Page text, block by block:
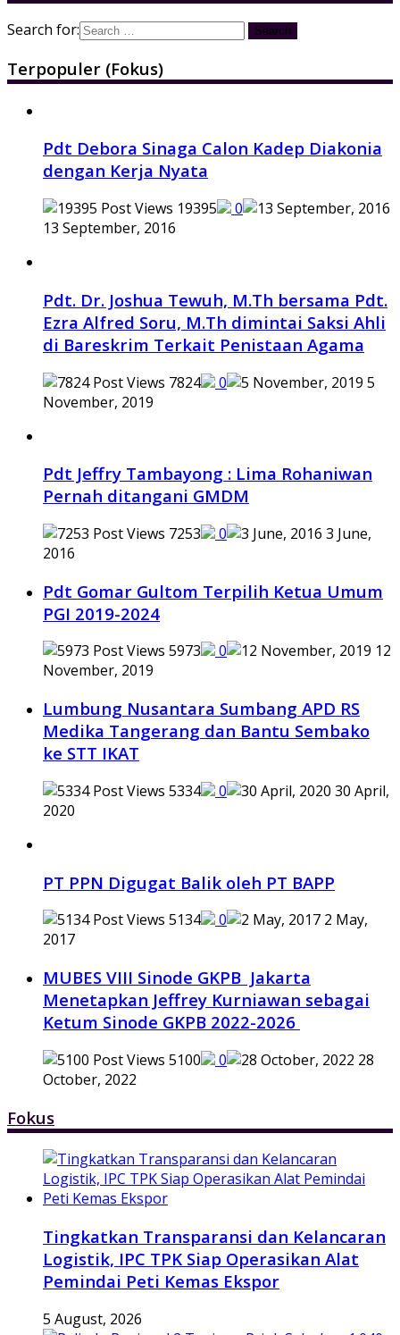
Search for:
Terpopuler (Fokus)
Pdt Debora Sinaga Calon Kadep Diakonia
dengan Kerja Nyata
19395
0
13 September, 2016
Pdt. Dr. Joshua Tewuh, M.Th bersama Pdt.
Ezra Alfred Soru, M.Th dimintai Saksi Ahli
di Bareskrim Terkait Penistaan Agama
7824 0
5
November, 2019
Pdt Jeffry Tambayong : Lima Rohaniwan
Pernah ditangani GMDM
7253 0
3 June,
2016
Pdt Gomar Gultom Terpilih Ketua Umum
PGI 2019-2024
5973 0
12
November, 2019
Lumbung Nusantara Sumbang APD RS
Medika Tangerang dan Bantu Sembako
ke STT IKAT
5334 0
30 April,
2020
PT PPN Digugat Balik oleh PT BAPP
5134 0
2 May,
2017
MUBES VIII Sinode GKPB Jakarta
Menetapkan Jeffrey Kurniawan sebagai
Ketum Sinode GKPB 2022-2026
5100 0
28
October, 2022
Fokus
Tingkatkan Transparansi dan Kelancaran
Logistik, IPC TPK Siap Operasikan Alat
Pemindai Peti Kemas Ekspor
5 August, 2026